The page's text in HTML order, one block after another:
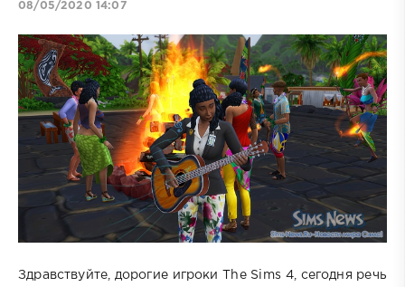
08/05/2020 14:07
Здравствуйте, дорогие игроки The Sims 4, сегодня речь